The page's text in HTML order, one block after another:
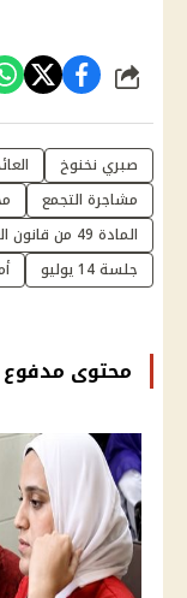
شارك
صبري نخنوخ
مشاجرة التجمع
المادة 49 من قانون العقوبات
جلسة 14 يوليو
محتوى مدفوع